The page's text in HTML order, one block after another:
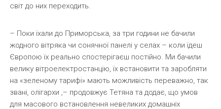
світ до них переходить.
– Поки їхали до Приморська, за три години не бачили
жодного вітряка чи сонячної панелі у селах – коли їдеш
Європою їх реально спостерігаєш постійно. Ми бачили
велику вітроелектростанцію, їх встановити та заробляти
на «зеленому тарифі» мають можливість переважно, так
звані, олігархи ,– продовжує Тетяна та додає, що умов
для масового встановлення невеликих домашніх